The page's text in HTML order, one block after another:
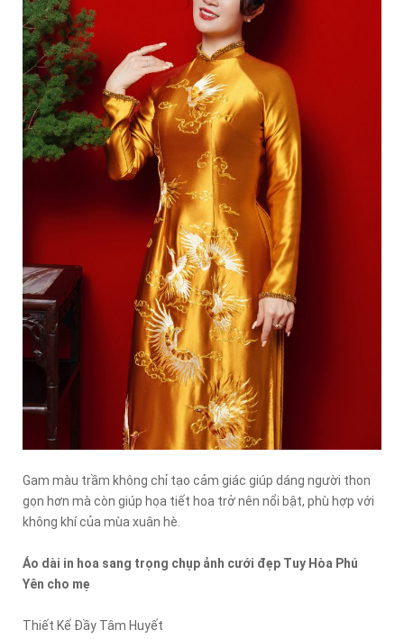
Gam màu trầm không chỉ tạo cảm giác giúp dáng người thon
gọn hơn mà còn giúp họa tiết hoa trở nên nổi bật, phù hợp với
không khí của mùa xuân hè.
Áo dài in hoa sang trọng chụp ảnh cưới đẹp Tuy Hòa Phú
Yên cho mẹ
Thiết Kế Đầy Tâm Huyết